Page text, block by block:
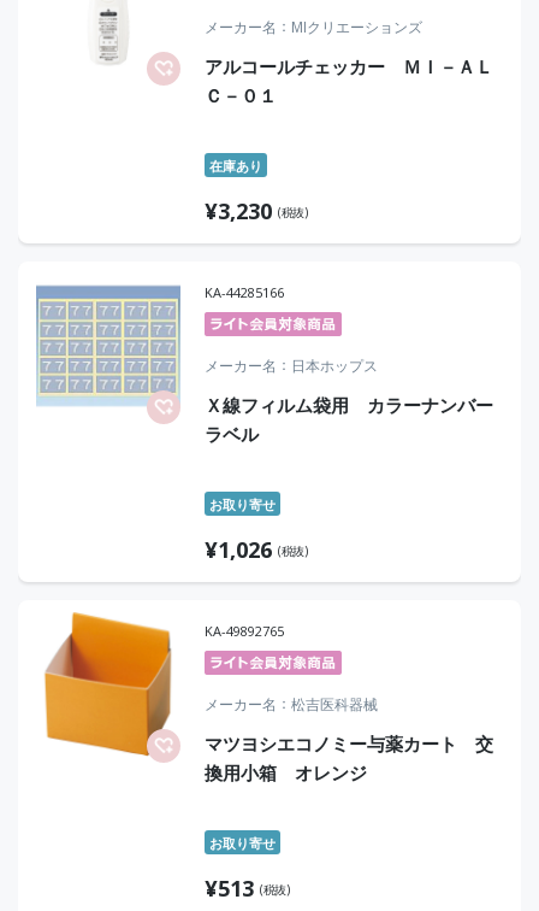
メーカー名 MIクリエーションズ
アルコールチェッカー ＭＩ－ＡＬ
Ｃ－０１
在庫あり
¥3,230 (税抜)
KA-44285166
メーカー名 日本ホップス
Ｘ線フィルム袋用 カラーナンバー
ラベル
お取り寄せ
¥1,026 (税抜)
KA-49892765
メーカー名 松吉医科器械
マツヨシエコノミー与薬カート 交
換用小箱 オレンジ
お取り寄せ
¥513 (税抜)